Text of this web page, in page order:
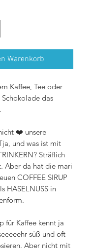
Warenkorb
Kaffee, Tee oder
das
❤️ unsere
und was ist mit
Sträflich
Aber da hat die mari
COFFEE SIRUP
HASELNUSS in
für Kaffee kennt ja
süß und oft
Aber nicht mit